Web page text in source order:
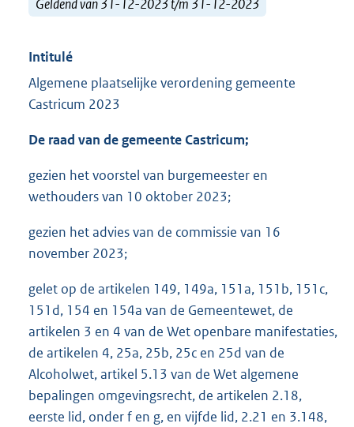
Geldend van 31-12-2023 t/m 31-12-2023
Intitulé
Algemene plaatselijke verordening gemeente
Castricum 2023
De raad van de gemeente Castricum;
gezien het voorstel van burgemeester en
wethouders van 10 oktober 2023;
gezien het advies van de commissie van 16
november 2023;
gelet op de artikelen 149, 149a, 151a, 151b, 151c,
151d, 154 en 154a van de Gemeentewet, de
artikelen 3 en 4 van de Wet openbare manifestaties,
de artikelen 4, 25a, 25b, 25c en 25d van de
Alcoholwet, artikel 5.13 van de Wet algemene
bepalingen omgevingsrecht, de artikelen 2.18,
eerste lid, onder f en g, en vijfde lid, 2.21 en 3.148,